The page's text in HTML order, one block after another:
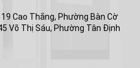
Cao Thắng, Phường Bàn Cờ
Võ Thị Sáu, Phường Tân Định